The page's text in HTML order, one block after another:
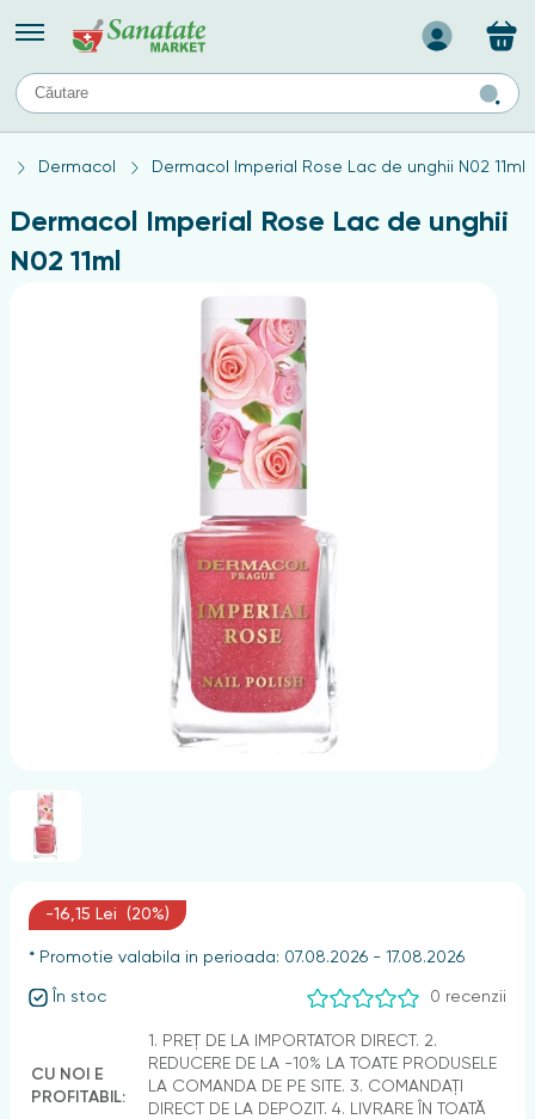
Назад
TIPURI DE TEN
Produse pentru ten mixt
Ten problematic
Dermacol Dermacol Imperial Rose Lac de unghii N02 11ml
Dermacol Imperial Rose Lac de unghii
N02 11ml
-16,15 Lei (20%)
* Promotie valabila in perioada: 07.08.2026 - 17.08.2026
În stoc 0 recenzii
CU NOI E
PROFITABIL:
1. PREȚ DE LA IMPORTATOR DIRECT. 2.
REDUCERE DE LA -10% LA TOATE PRODUSELE
LA COMANDA DE PE SITE. 3. COMANDAȚI
DIRECT DE LA DEPOZIT. 4. LIVRARE ÎN TOATĂ